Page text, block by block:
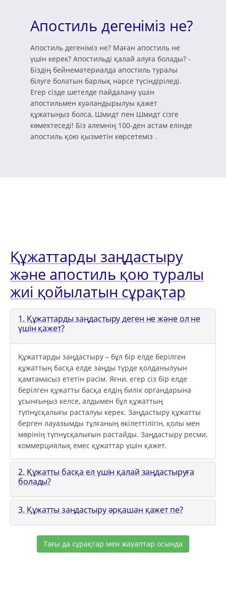
Апостиль дегеніміз не?
Апостиль дегеніміз не? Маған апостиль не
үшін керек? Апостильді қалай алуға болады? -
Біздің бейнематериалда апостиль туралы
білуге болатын барлық нәрсе түсіндіріледі.
Егер сізде шетелде пайдалану үшін
апостильмен куәландырылуы қажет
құжатыңыз болса, Шмидт пен Шмидт сізге
көмектеседі! Біз әлемнің 100-ден астам елінде
апостиль қою қызметін көрсетеміз .
Құжаттарды заңдастыру
және апостиль қою туралы
жиі қойылатын сұрақтар
1. Құжаттарды заңдастыру деген не және ол не
үшін қажет?
Құжаттарды заңдастыру – бұл бір елде берілген
құжаттың басқа елде заңды түрде қолданылуын
қамтамасыз ететін рәсім. Яғни, егер сіз бір елде
берілген құжатты басқа елдің билік органдарына
ұсынғыңыз келсе, алдымен бұл құжаттың
түпнұсқалығы расталуы керек. Заңдастыру құжатты
берген лауазымды тұлғаның өкілеттілігін, қолы мен
мөрінің түпнұсқалығын растайды. Заңдастыру ресми,
коммерциялық емес құжаттар үшін қажет.
2. Құжатты басқа ел үшін қалай заңдастыруға
болады?
3. Құжатты заңдастыру әрқашан қажет пе?
Тағы да сұрақтар мен жауаптар осында